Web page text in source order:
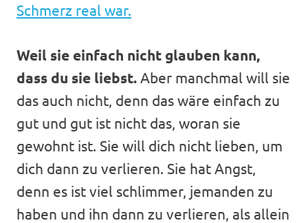
Schmerz real war.
Weil sie einfach nicht glauben kann,
dass du sie liebst. Aber manchmal will sie
das auch nicht, denn das wäre einfach zu
gut und gut ist nicht das, woran sie
gewohnt ist. Sie will dich nicht lieben, um
dich dann zu verlieren. Sie hat Angst,
denn es ist viel schlimmer, jemanden zu
haben und ihn dann zu verlieren, als allein